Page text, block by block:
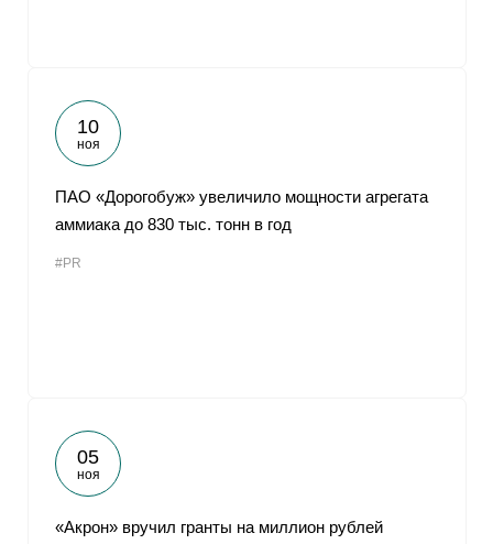
10
ноя
ПАО «Дорогобуж» увеличило мощности агрегата
аммиака до 830 тыс. тонн в год
#PR
05
ноя
«Акрон» вручил гранты на миллион рублей